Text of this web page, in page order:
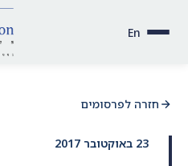
En
חזרה לפרסומים
23 באוקטובר 2017